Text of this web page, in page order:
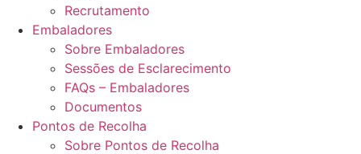
Recrutamento
Embaladores
Sobre Embaladores
Sessões de Esclarecimento
FAQs – Embaladores
Documentos
Pontos de Recolha
Sobre Pontos de Recolha